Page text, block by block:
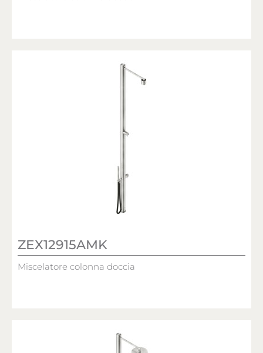
ZEX12915AMK
Miscelatore colonna doccia